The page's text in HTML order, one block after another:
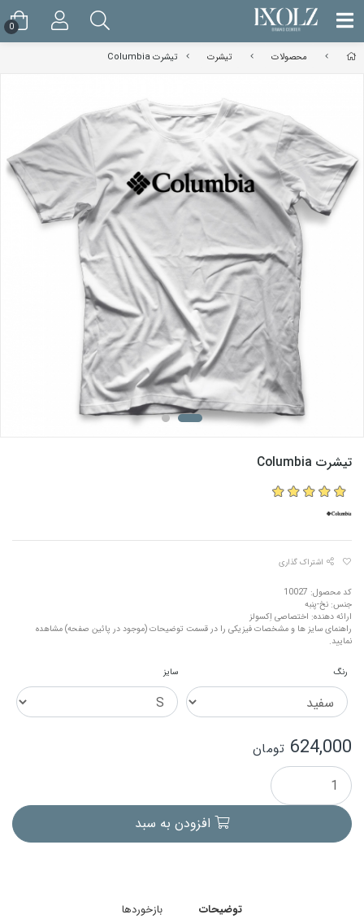
محصولات تیشرت تیشرت Columbia
تیشرت Columbia
اشتراک گذاری
کد محصول: 10027
جنس: نخ-پنبه
ارائه دهنده: اختصاصی اِکسولز
راهنمای سایز ها و مشخصات فیزیکی را در قسمت توضیحات (موجود در پائین صفحه) مشاهده
نمایید.
رنگ سایز
624,000 تومان
افزودن به سبد
توضیحات بازخوردها
0